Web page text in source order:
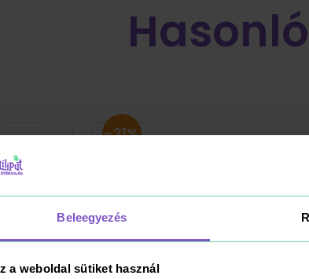
Beleegyezés
a weboldal sütiket használ
-21%